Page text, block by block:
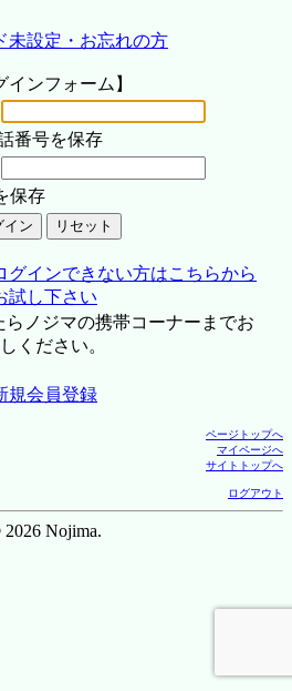
未設定・お忘れの方
インフォーム】
番号を保存
保存
グインできない方はこちらから
試し下さい
ノジマの携帯コーナーまでお
ください。
規会員登録
ページトップへ
マイページへ
サイトトップへ
ログアウト
Nojima.